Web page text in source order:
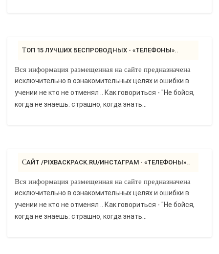
ТОП 15 ЛУЧШИХ БЕСПРОВОДНЫХ - «ТЕЛЕФОНЫ»..
Вся информация размещенная на сайте предназначена
исключительно в ознакомительных целях и ошибки в
учении не кто не отменял .. Как говориться - "Не бойся,
когда не знаешь: страшно, когда знать...
САЙТ /PIXBACKPACK.RU/ИНСТАГРАМ - «ТЕЛЕФОНЫ»..
Вся информация размещенная на сайте предназначена
исключительно в ознакомительных целях и ошибки в
учении не кто не отменял .. Как говориться - "Не бойся,
когда не знаешь: страшно, когда знать...